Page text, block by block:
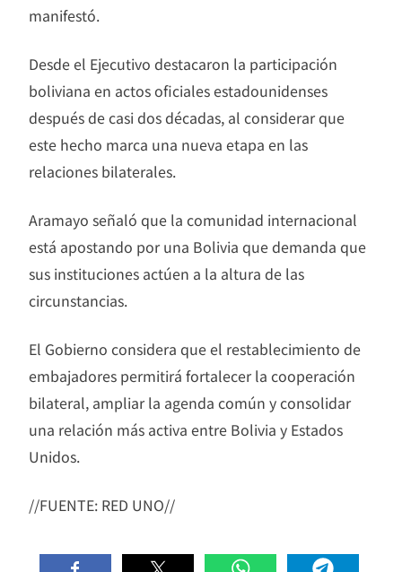
manifestó.
Desde el Ejecutivo destacaron la participación
boliviana en actos oficiales estadounidenses
después de casi dos décadas, al considerar que
este hecho marca una nueva etapa en las
relaciones bilaterales.
Aramayo señaló que la comunidad internacional
está apostando por una Bolivia que demanda que
sus instituciones actúen a la altura de las
circunstancias.
El Gobierno considera que el restablecimiento de
embajadores permitirá fortalecer la cooperación
bilateral, ampliar la agenda común y consolidar
una relación más activa entre Bolivia y Estados
Unidos.
//FUENTE: RED UNO//